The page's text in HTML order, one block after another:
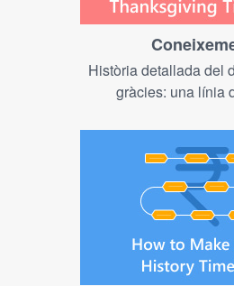
Història detallada del
gràcies: una línia